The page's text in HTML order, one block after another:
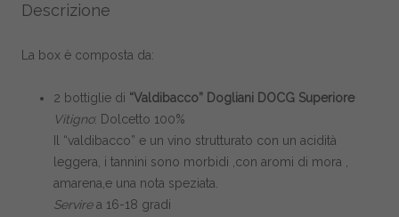
Descrizione
La box è composta da:
2 bottiglie di “Valdibacco” Dogliani DOCG Superiore
Vitigno: Dolcetto 100%
Il “valdibacco” e un vino strutturato con un acidità
leggera, i tannini sono morbidi ,con aromi di mora ,
amarena,e una nota speziata.
Servirea 16-18 gradi